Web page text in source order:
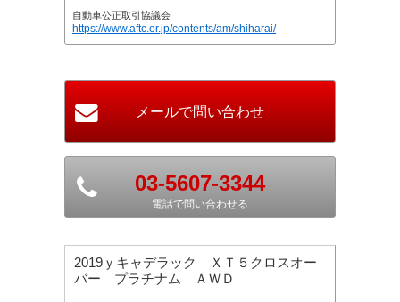
自動車公正取引協議会
https://www.aftc.or.jp/contents/am/shiharai/
03-5607-3344
電話で問い合わせる
2019ｙキャデラック ＸＴ５クロスオー
バー プラチナム ＡＷＤ